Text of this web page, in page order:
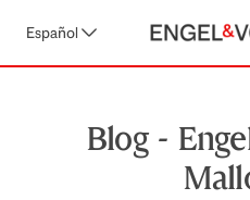
Español
Blog -